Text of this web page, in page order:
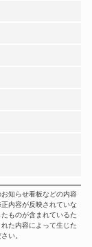
知らせ看板などの内容
内容が反映されていな
ものが含まれているた
た内容によって生じた
い。